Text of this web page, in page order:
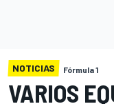
NOTICIAS Fórmula 1
VARIOS